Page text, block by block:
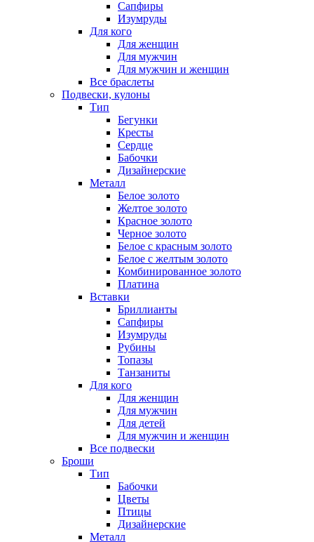
Сапфиры
Изумруды
Для кого
Для женщин
Для мужчин
Для мужчин и женщин
Все браслеты
Подвески, кулоны
Тип
Бегунки
Кресты
Сердце
Бабочки
Дизайнерские
Металл
Белое золото
Желтое золото
Красное золото
Черное золото
Белое с красным золото
Белое с желтым золото
Комбинированное золото
Платина
Вставки
Бриллианты
Сапфиры
Изумруды
Рубины
Топазы
Танзаниты
Для кого
Для женщин
Для мужчин
Для детей
Для мужчин и женщин
Все подвески
Броши
Тип
Бабочки
Цветы
Птицы
Дизайнерские
Металл